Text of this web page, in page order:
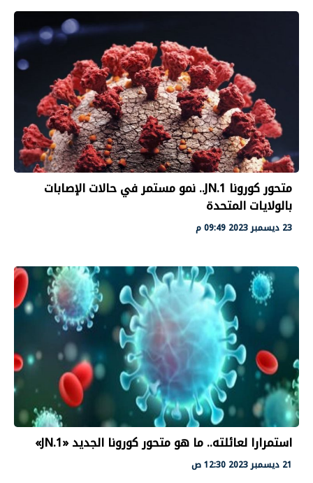
متحور كورونا JN.1.. نمو مستمر في حالات الإصابات
بالولايات المتحدة
23 ديسمبر 2023 09:49 م
استمرارا لعائلته.. ما هو متحور كورونا الجديد «JN.1»
21 ديسمبر 2023 12:30 ص